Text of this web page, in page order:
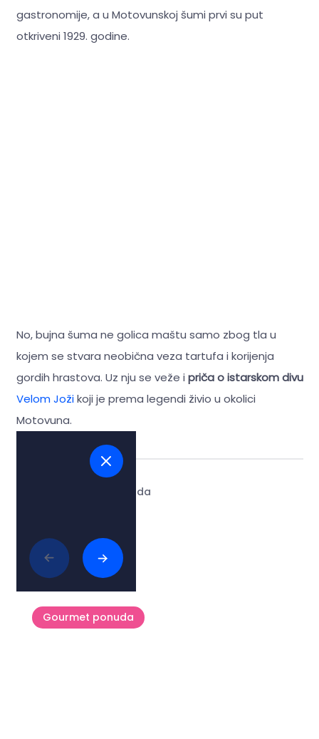
gastronomije, a u Motovunskoj šumi prvi su put
otkriveni 1929. godine.
No, bujna šuma ne golica maštu samo zbog tla u
kojem se stvara neobična veza tartufa i korijenja
gordih hrastova. Uz nju se veže i priča o istarskom divu
Velom Jožikoji je prema legendi živio u okolici
Motovuna.
#priroda
Povezani članci
Gourmet ponuda